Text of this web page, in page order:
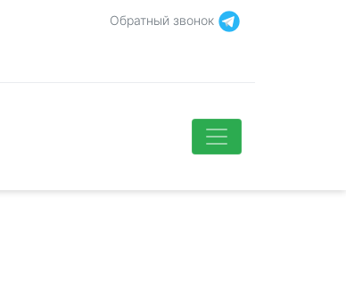
Обратный звонок